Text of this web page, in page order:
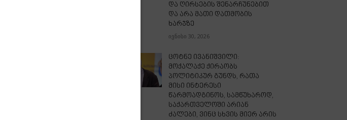
და ღირსების შენარჩუნებით
და არა მათი დათმობის
ხარჯზე
ივნისი 30, 2026
ცოტნე ივანიშვილი:
მოქალაქე ქირაობს
პოლიტიკურ გუნდს, რათა
მისი ინტერესი
წარმოადგინოს, სამწუხაროდ,
საქართველოში არიან
ძალები, ვინც სხვის მიერ არის